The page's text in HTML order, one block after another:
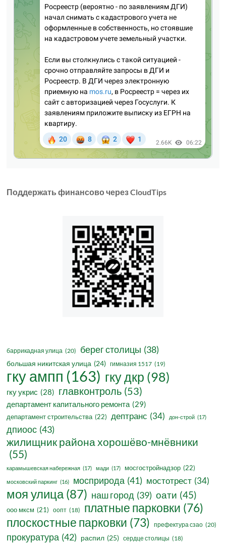
Поддержать финансово через CloudTips
баррикадная улица (20) берег столицы (38)
большая никитская улица (24) гимназия 1517 (19)
гку ампп (163) гку дкр (98)
гку укрис (28) главконтроль (53)
департамент капитального ремонта (29)
департамент строительства (22) дептранс (34) дон-строй (17)
дпиоос (43)
жилищник района хорошёво-мнёвники
(55)
карамышевская набережная (17) мади (17) мосгостройнадзор (22)
московский паркинг (16) мосприрода (41) мостотрест (34)
моя улица(87) наш город (39) оати (45)
ооо мксм (21) оопт (18) платные парковки (76)
плоскостные парковки (73) префектура сзао (20)
прокуратура (42) распил (25) сердце столицы (18)